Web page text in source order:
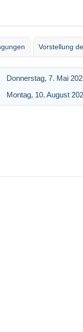
Vorstellung
Donnerstag, 7. Mai
Montag, 10. August